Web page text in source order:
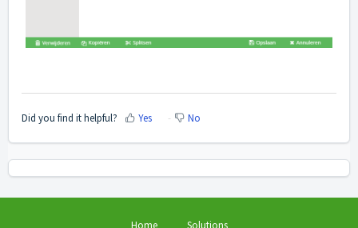
Did you find it helpful? Yes No
Home Solutions